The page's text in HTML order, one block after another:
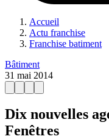
Accueil
Actu franchise
Franchise batiment
Bâtiment
31 mai 2014
Dix nouvelles
Fenêtres